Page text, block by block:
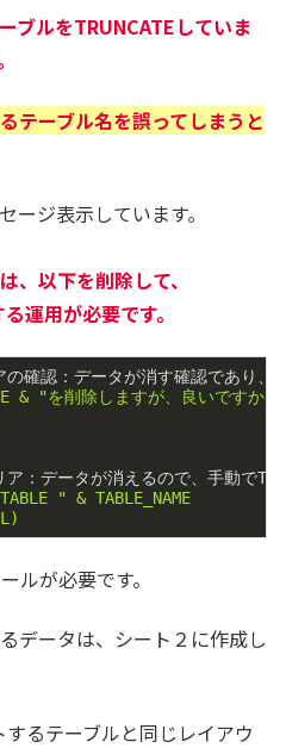
ブルをTRUNCATEしていま
テーブル名を誤ってしまうと
ジ表示しています。
、以下を削除して、
運用が必要です。
確認：データが消す確認であり、
& "を削除しますが、良いで
：データが消えるので、手動で
" & TABLE_NAME
ルが必要です。
データは、シート２に作成し
るテーブルと同じレイアウ